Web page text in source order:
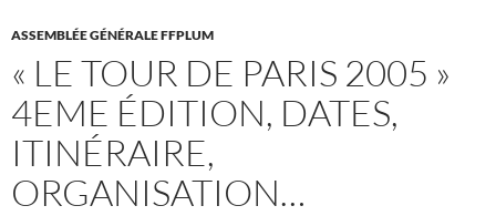
ASSEMBLÉE GÉNÉRALE FFPLUM
« LE TOUR DE PARIS 2005 »
4EME ÉDITION, DATES,
ITINÉRAIRE,
ORGANISATION…